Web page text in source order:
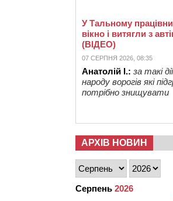
У Тальному
вікно і витягли з
(ВІДЕО)
07 СЕРПНЯ 2026, 08:35
Анатолій І.: за такі
народу ворогів які
потрібно знищувати
АРХІВ НОВИН
Серпень 2026